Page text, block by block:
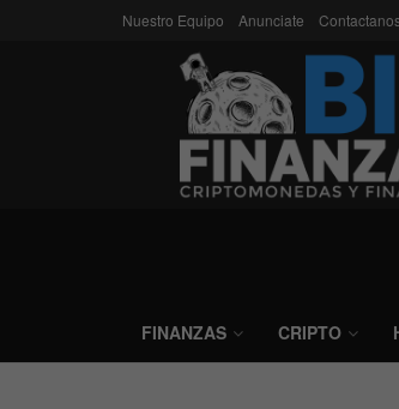
Nuestro Equipo Anunciate
FINANZAS CRIPTO